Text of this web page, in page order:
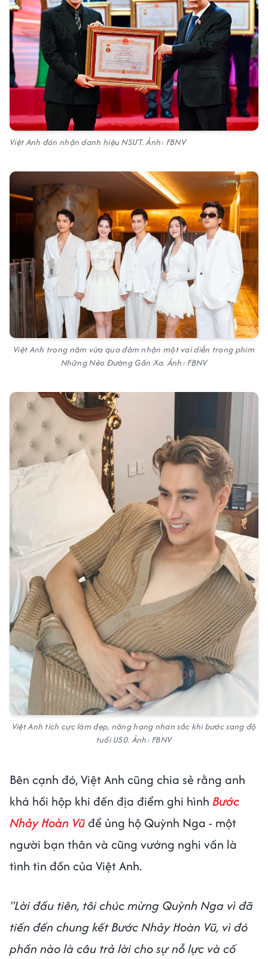
Việt Anh đón nhận danh hiệu NSƯT. Ảnh: FBNV
Việt Anh trong năm vừa qua đảm nhận một vai diễn trong phim
Những Nẻo Đường Gần Xa. Ảnh: FBNV
Việt Anh tích cực làm đẹp, nâng hạng nhan sắc khi bước sang độ
tuổi U50. Ảnh: FBNV
Bên cạnh đó, Việt Anh cũng chia sẻ rằng anh
khá hồi hộp khi đến địa điểm ghi hình Bước
Nhảy Hoàn Vũđể ủng hộ Quỳnh Nga - một
người bạn thân và cũng vướng nghi vấn là
tình tin đồn của Việt Anh.
"Lời đầu tiên, tôi chúc mừng Quỳnh Nga vì đã
tiến đến chung kết Bước Nhảy Hoàn Vũ, vì đó
phần nào là câu trả lời cho sự nỗ lực và cố